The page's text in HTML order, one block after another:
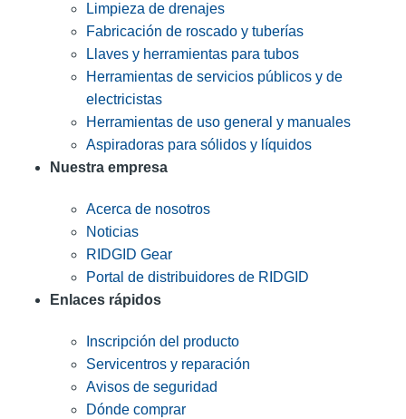
Limpieza de drenajes
Fabricación de roscado y tuberías
Llaves y herramientas para tubos
Herramientas de servicios públicos y de
electricistas
Herramientas de uso general y manuales
Aspiradoras para sólidos y líquidos
Nuestra empresa
Acerca de nosotros
Noticias
RIDGID Gear
Portal de distribuidores de RIDGID
Enlaces rápidos
Inscripción del producto
Servicentros y reparación
Avisos de seguridad
Dónde comprar